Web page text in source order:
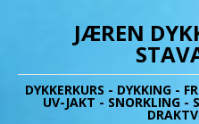
JÆREN
DYKKERKURS - DYKKING -
UV-JAKT - SNORKLING -